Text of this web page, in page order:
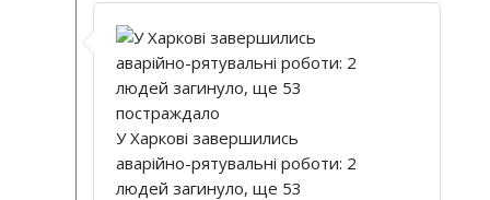
У Харкові завершились
аварійно-рятувальні роботи: 2
людей загинуло, ще 53